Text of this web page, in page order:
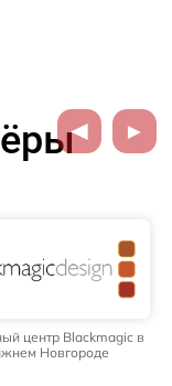
центр Blackmagic в
Новгороде